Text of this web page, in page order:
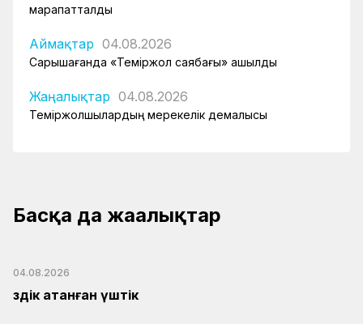
марапатталды
Аймақтар 04.08.2026
Сарышағанда «Теміржол саябағы» ашылды
Жаңалықтар 04.08.2026
Теміржолшылардың мерекелік демалысы
Басқа да жаңалықтар
04.08.2026
Үздік атанған үштік